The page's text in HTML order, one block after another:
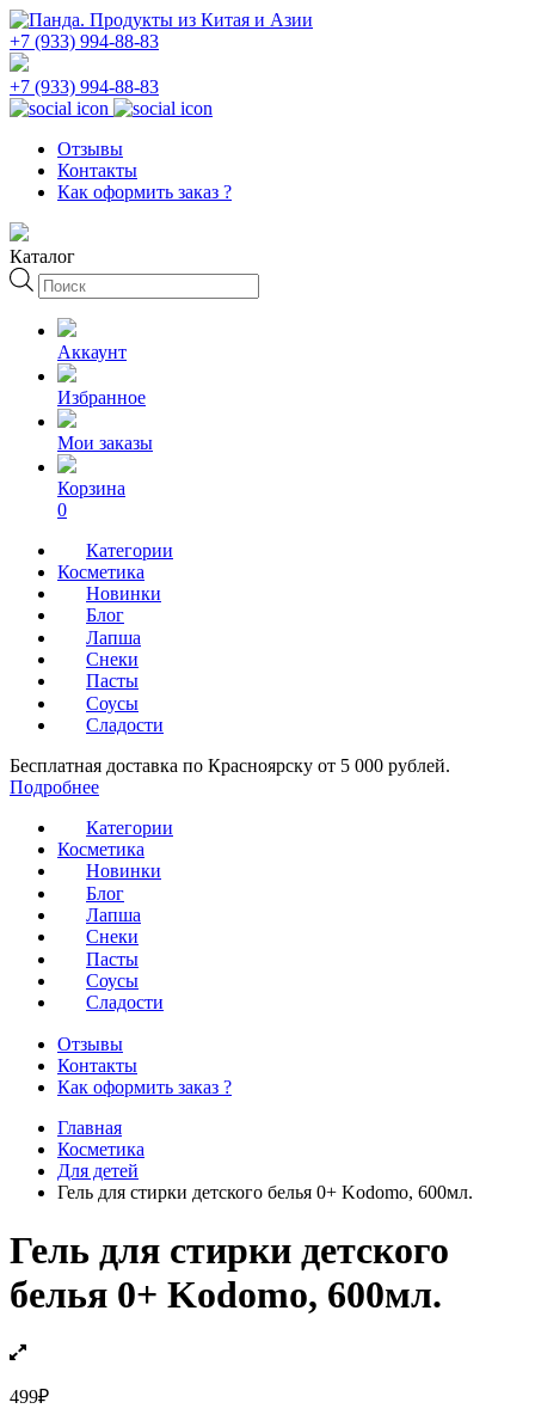
+7 (933) 994-88-83
+7 (933) 994-88-83
Отзывы
Контакты
Как оформить заказ ?
Каталог
Поиск
товаров
Аккаунт
Избранное
Мои заказы
Корзина
0
Категории
Косметика
Новинки
Блог
Лапша
Снеки
Пасты
Соусы
Сладости
Бесплатная доставка по Красноярску от 5 000 рублей.
Подробнее
Категории
Косметика
Новинки
Блог
Лапша
Снеки
Пасты
Соусы
Сладости
Отзывы
Контакты
Как оформить заказ ?
Главная
Косметика
Для детей
Гель для стирки детского белья 0+ Kodomo, 600мл.
Гель для стирки детского
белья 0+ Kodomo, 600мл.
499₽